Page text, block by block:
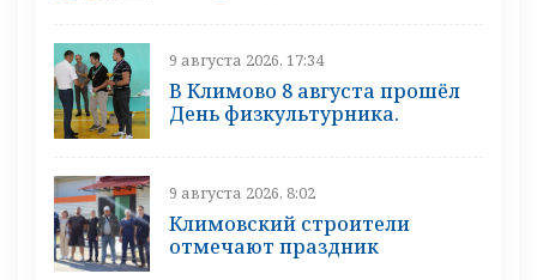
9 августа 2026, 17:34
В Климово 8 августа прошёл
День физкультурника.
9 августа 2026, 8:02
Климовский строители
отмечают праздник